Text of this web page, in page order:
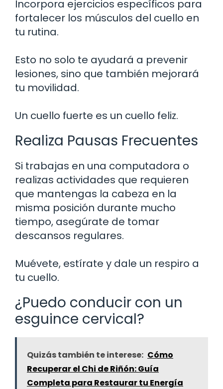
Incorpora ejercicios específicos para
fortalecer los músculos del cuello en
tu rutina.
Esto no solo te ayudará a prevenir
lesiones, sino que también mejorará
tu movilidad.
Un cuello fuerte es un cuello feliz.
Realiza Pausas Frecuentes
Si trabajas en una computadora o
realizas actividades que requieren
que mantengas la cabeza en la
misma posición durante mucho
tiempo, asegúrate de tomar
descansos regulares.
Muévete, estírate y dale un respiro a
tu cuello.
¿Puedo conducir con un
esguince cervical?
Quizás también te interese: Cómo
Recuperar el Chi de Riñón: Guía
Completa para Restaurar tu Energía